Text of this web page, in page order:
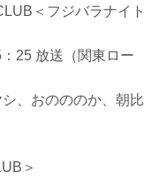
＜フジバラナイト
25 放送（関東ロー
、おのののか、朝比
＞